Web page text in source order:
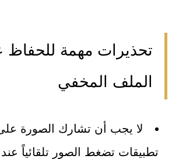
تحذيرات مهمة للحفاظ
الملف المخفي
لا يجب أن تشارك الصورة
تطبيقات تضغط الصور تلقائياً